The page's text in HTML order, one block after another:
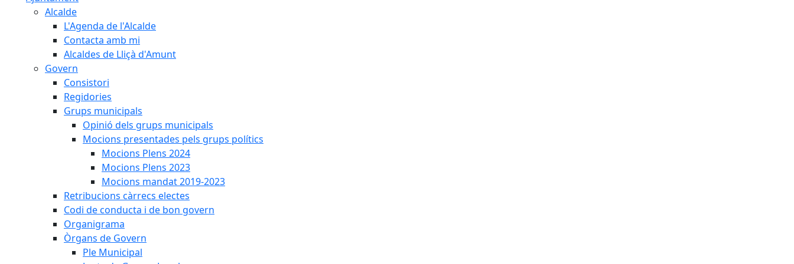
Alcalde
L'Agenda de l'Alcalde
Contacta amb mi
Alcaldes de Lliçà d'Amunt
Govern
Consistori
Regidories
Grups municipals
Opinió dels grups municipals
Mocions presentades pels grups polítics
Mocions Plens 2024
Mocions Plens 2023
Mocions mandat 2019-2023
Retribucions càrrecs electes
Codi de conducta i de bon govern
Organigrama
Òrgans de Govern
Ple Municipal